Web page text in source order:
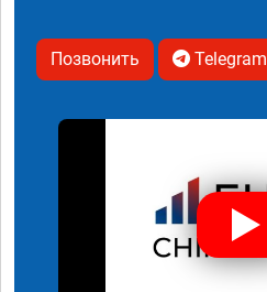
Позвонить Telegram